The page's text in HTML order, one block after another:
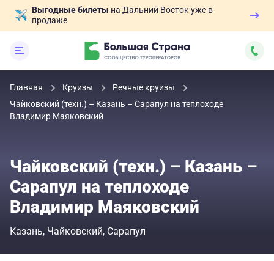
Выгодные билеты на Дальний Восток уже в
продаже
Главная Круизы
Речные круизы
Чайковский (техн.) – Казань – Сарапул на теплоходе
Владимир Маяковский
Чайковский (техн.) – Казань –
Сарапул на теплоходе
Владимир Маяковский
Казань Чайковский Сарапул